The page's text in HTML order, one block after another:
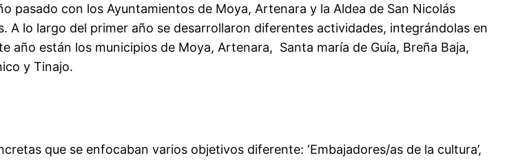
pasado con los Ayuntamientos de Moya, Artenara y la Aldea de San Nicolás
A lo largo del primer año se desarrollaron diferentes actividades, integrándolas en
año están los municipios de Moya, Artenara, Santa maría de Guía, Breña Baja,
y Tinajo.
que se enfocaban varios objetivos diferente: ‘Embajadores/as de la cultura’,